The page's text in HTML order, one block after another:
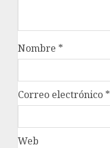
Nombre *
Correo electrónico *
Web